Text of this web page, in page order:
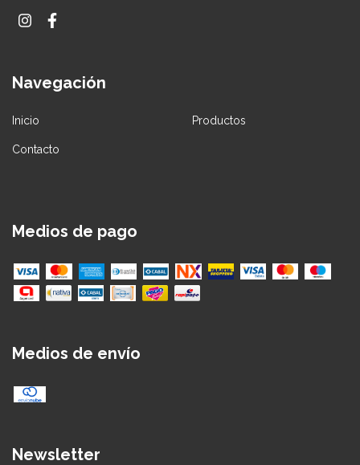
Navegación
Inicio Productos
Contacto
Medios de pago
Medios de envío
Newsletter